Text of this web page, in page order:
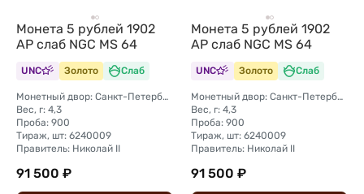
Монета 5 рублей 1902
АР слаб NGC MS 64
UNC Золото Слаб
Монетный двор: Санкт-Петербургский монетный двор
Вес, г: 4,3
Проба: 900
Тираж, шт: 6240009
Правитель: Николай II
91 500 ₽
Монета 5 рублей 1902
АР слаб NGC MS 64
UNC Золото Слаб
Монетный двор: Санкт-Петербургский монетный двор
Вес, г: 4,3
Проба: 900
Тираж, шт: 6240009
Правитель: Николай II
91 500 ₽